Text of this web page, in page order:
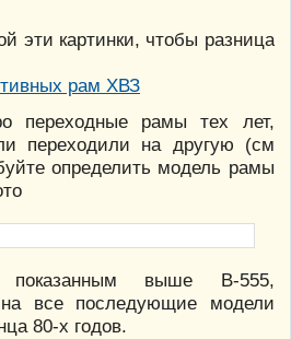
эти картинки, чтобы разница
переходные рамы тех лет,
переходили на другую (см
определить модель рамы
выше В-555,
все последующие модели
80-х годов.